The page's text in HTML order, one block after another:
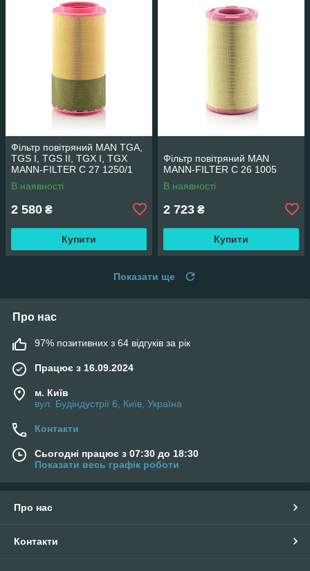
Фільтр повітряний MAN TGA,
TGS I, TGS II, TGX I, TGX
MANN-FILTER C 27 1250/1
В наявності
2 580 ₴
Купити
Фільтр повітряний MAN
MANN-FILTER C 26 1005
В наявності
2 723 ₴
Купити
Показати ще
Про нас
97% позитивних з 64 відгуків за рік
Працює з 16.09.2024
м. Київ
вул. Будіндустрії 6, Київ, Україна
Контакти
Сьогодні працює з 07:30 до 18:30
Показати весь графік роботи
Про нас
Контакти